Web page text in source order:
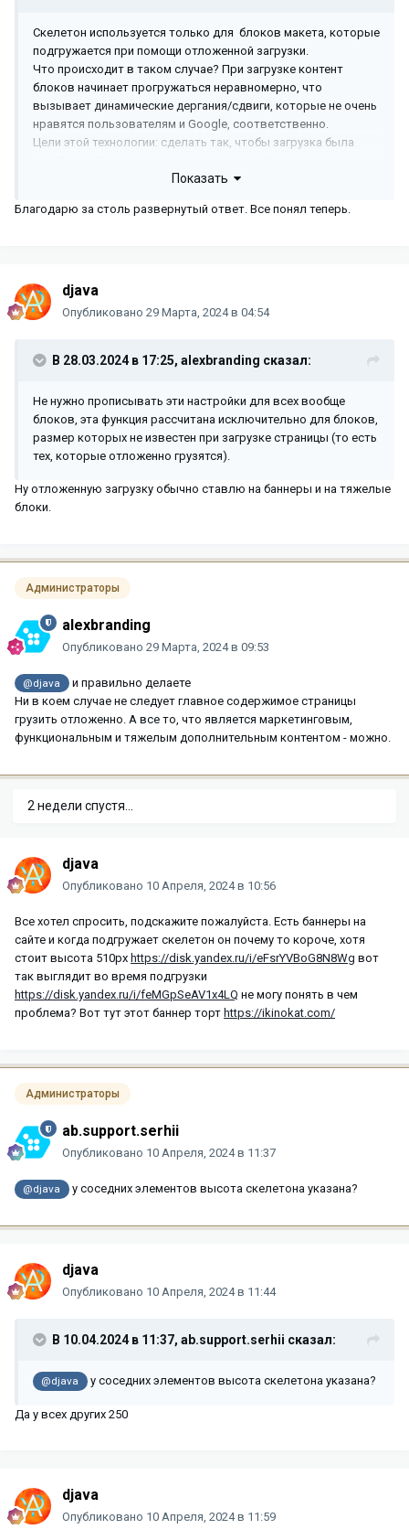
Скелетон используется только для блоков макета, которые
подгружается при помощи отложенной загрузки.
Что происходит в таком случае? При загрузке контент
блоков начинает прогружаться неравномерно, что
вызывает динамические дергания/сдвиги, которые не очень
нравятся пользователям и Google, соответственно.
Цели этой технологии: сделать так, чтобы загрузка была
Для этого вы должны под каждый блок, который грузится
Тогда скелетон отработает адекватно и не будет
быть разного размера, мы не можем задать умолчания.
Но вы можете либо на уровне общих настроек их задать или
Еще раз .... эта технология внедрена исключительно для
блоков, для которых в настройках секций (в которых они
находятся) макетов выбрана настройка Использовать
отложенную загрузку секции !!!!
Показать
Благодарю за столь развернутый ответ. Все понял теперь.
djava
Опубликовано 29 Марта, 2024 в 04:54
В 28.03.2024 в 17:25, alexbranding сказал:
Не нужно прописывать эти настройки для всех вообще
блоков, эта функция рассчитана исключительно для блоков,
размер которых не известен при загрузке страницы (то есть
тех, которые отложенно грузятся).
Ну отложенную загрузку обычно ставлю на баннеры и на тяжелые
блоки.
Администраторы
alexbranding
Опубликовано 29 Марта, 2024 в 09:53
@djava
и правильно делаете
Ни в коем случае не следует главное содержимое страницы
грузить отложенно. А все то, что является маркетинговым,
функциональным и тяжелым дополнительным контентом - можно.
2 недели спустя...
djava
Опубликовано 10 Апреля, 2024 в 10:56
Все хотел спросить, подскажите пожалуйста. Есть баннеры на
сайте и когда подгружает скелетон он почему то короче, хотя
стоит высота 510px https://disk.yandex.ru/i/eFsrYVBoG8N8Wg вот
так выглядит во время подгрузки
https://disk.yandex.ru/i/feMGpSeAV1x4LQ не могу понять в чем
проблема? Вот тут этот баннер торт https://ikinokat.com/
Администраторы
ab.support.serhii
Опубликовано 10 Апреля, 2024 в 11:37
@djava у соседних элементов высота скелетона указана?
djava
Опубликовано 10 Апреля, 2024 в 11:44
В 10.04.2024 в 11:37, ab.support.serhii сказал:
@djava у соседних элементов высота скелетона указана?
Да у всех других 250
djava
Опубликовано 10 Апреля, 2024 в 11:59